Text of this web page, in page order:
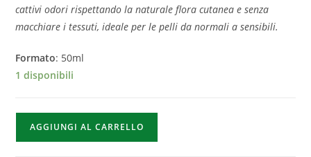
cattivi odori rispettando la naturale flora cutanea e senza
macchiare i tessuti, ideale per le pelli da normali a sensibili.
Formato: 50ml
1 disponibili
AGGIUNGI AL CARRELLO